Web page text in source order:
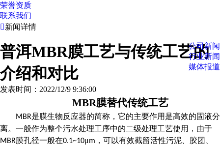
荣誉资质
联系我们
新闻详情
公司新闻
行业新闻
媒体报道
普洱MBR膜工艺与传统工艺的
介绍和对比
发表时间：2022/12/9 9:36:00
MBR膜替代传统工艺
MBR是膜生物反应器的简称，它的主要作用是高效的固液分
离。一般作为整个污水处理工序中的二级处理工艺使用，由于
MBR膜孔径一般在0.1~10μm ，可以有效截留活性污泥、胶团、